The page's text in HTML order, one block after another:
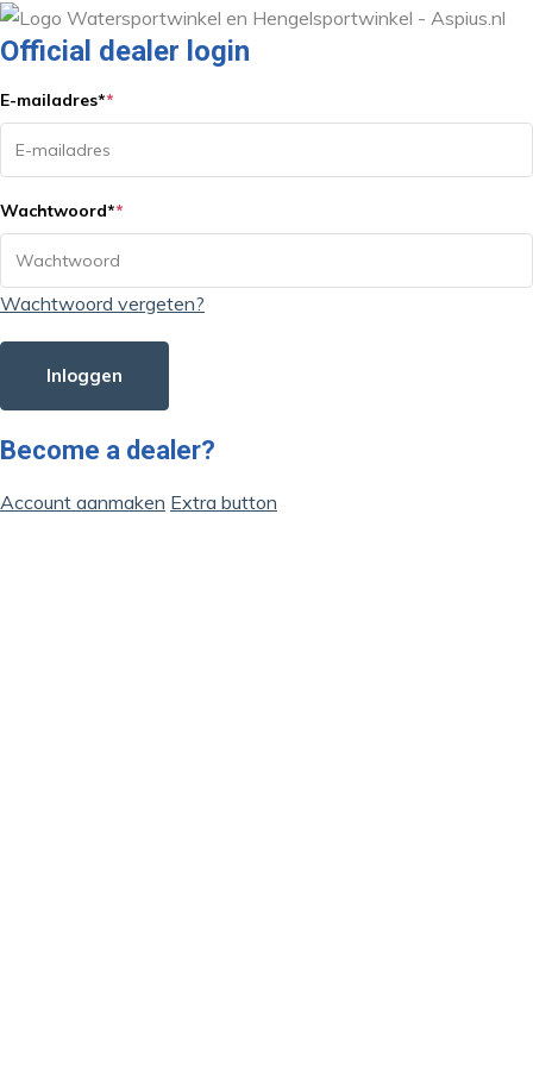
Official dealer login
E-mailadres**
Wachtwoord**
Wachtwoord vergeten?
Inloggen
Become a dealer?
Account aanmaken Extra button